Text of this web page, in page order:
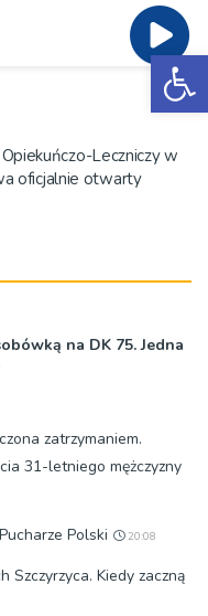
Leczniczy w
oficjalnie otwarty
na DK 75. Jedna
zatrzymaniem.
31-letniego mężczyzny
Polski 20:08
Kiedy zaczną